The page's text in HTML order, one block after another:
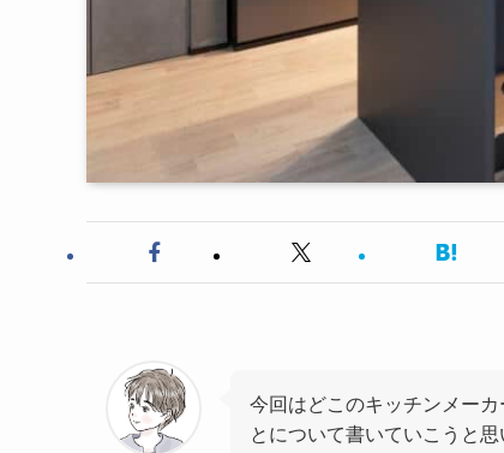
今回はどこのキッチンメー
とについて書いていこうと